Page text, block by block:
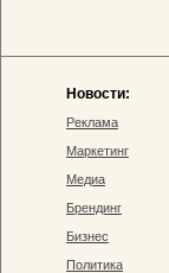
Новости:
Реклама
Маркетинг
Медиа
Брендинг
Бизнес
Политика